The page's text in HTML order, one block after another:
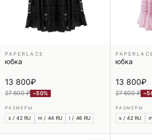
PAPERLACE
юбка
13 800₽
27 600 ₽ −50%
РАЗМЕРЫ
s / 42 RU m / 44 RU l / 46 RU
PAPERLACE
юбка
13 800₽
27 600 ₽
РАЗМЕРЫ
s / 42 RU